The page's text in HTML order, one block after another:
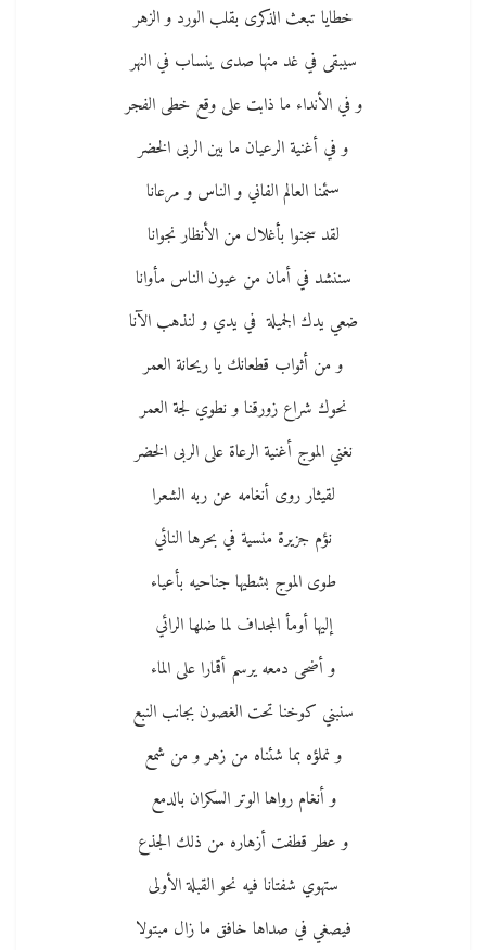
خطايا تبعث الذكرى بقلب الورد و الزهر
سيبقى في غد منها صدى ينساب في النهر
و في الأنداء ما ذابت على وقع خطى الفجر
و في أغنية الرعيان ما بين الربى الخضر
سئمنا العالم الفاني و الناس و مرعانا
لقد سجنوا بأغلال من الأنظار نجوانا
سننشد في أمان من عيون الناس مأوانا
ضعي يدك الجميلة في يدي و لنذهب الآنا
و من أثواب قطعانك يا ريحانة العمر
نحوك شراع زورقنا و نطوي لجة العمر
نغني الموج أغنية الرعاة على الربى الخضر
لقيثار روى أنغامه عن ربه الشعرا
نؤم جزيرة منسية في بحرها النائي
طوى الموج بشطيها جناحيه بأعياء
إليها أومأ المجداف لما ضلها الرائي
و أضحى دمعه يرسم أقمارا على الماء
سنبني كوخنا تحت الغصون بجانب النبع
و نملؤه بما شئناه من زهر و من شمع
و أنغام رواها الوتر السكران بالدمع
و عطر قطفت أزهاره من ذلك الجذع
ستهوي شفتانا فيه نحو القبلة الأولى
فيصغي في صداها خافق ما زال مبتولا